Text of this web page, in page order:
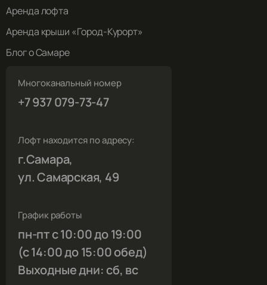
Аренда лофта
Аренда крыши «Город-Курорт»
Блог о Самаре
Многоканальный номер
+7 937 079-73-47
Лофт находится по адресу:
г.Самара,
ул. Самарская, 49
График работы
пн-пт с 10:00 до 19:00
(с 14:00 до 15:00 обед)
Выходные дни: сб, вс